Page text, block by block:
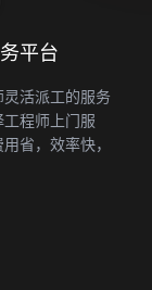
平台
活派工的服务
程师上门服
省，效率快，